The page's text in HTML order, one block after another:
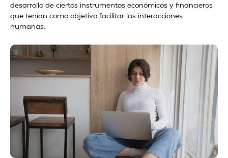
desarrollo de ciertos instrumentos económicos y financieros
que tenían como objetivo facilitar las interacciones
humanas.